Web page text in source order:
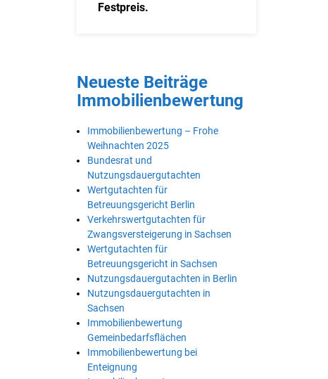
Festpreis.
Neueste Beiträge
Immobilienbewertung
Immobilienbewertung – Frohe
Weihnachten 2025
Bundesrat und
Nutzungsdauergutachten
Wertgutachten für
Betreuungsgericht Berlin
Verkehrswertgutachten für
Zwangsversteigerung in Sachsen
Wertgutachten für
Betreuungsgericht in Sachsen
Nutzungsdauergutachten in Berlin
Nutzungsdauergutachten in
Sachsen
Immobilienbewertung
Gemeinbedarfsflächen
Immobilienbewertung bei
Enteignung